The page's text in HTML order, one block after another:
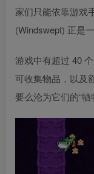
家们只能依靠游戏
(Windswept) 正是
游戏中有超过 40
可收集物品，以及
要么沦为它们的“牺